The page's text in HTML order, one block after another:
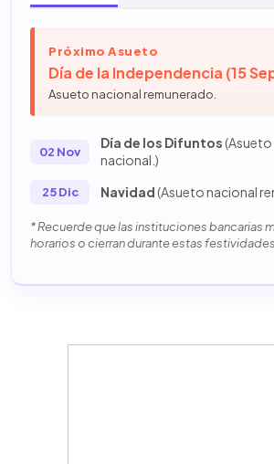
Próximo Asueto
Día de la Independencia (15
Asueto nacional remunerado.
02 Nov
Día de los Difuntos(Asueto
nacional.)
25 Dic Navidad(Asueto nacional
* Recuerde que las instituciones bancarias
horarios o cierran durante estas festividades.